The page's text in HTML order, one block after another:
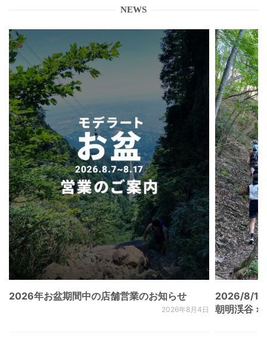
NEWS
2026年お盆期間中の店舗営業のお知らせ
2026年8月4日
2026/8/
朝明渓谷 ×